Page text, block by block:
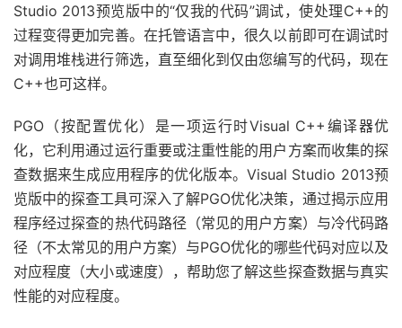
Studio 2013预览版中的“仅我的代码”调试，使处理C++的
过程变得更加完善。在托管语言中，很久以前即可在调试时
对调用堆栈进行筛选，直至细化到仅由您编写的代码，现在
C++也可这样。
PGO（按配置优化）是一项运行时Visual C++编译器优
化，它利用通过运行重要或注重性能的用户方案而收集的探
查数据来生成应用程序的优化版本。Visual Studio 2013预
览版中的探查工具可深入了解PGO优化决策，通过揭示应用
程序经过探查的热代码路径（常见的用户方案）与冷代码路
径（不太常见的用户方案）与PGO优化的哪些代码对应以及
对应程度（大小或速度），帮助您了解这些探查数据与真实
性能的对应程度。